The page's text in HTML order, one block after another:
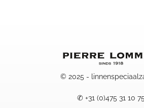
© 2025 -
✆ +31 (0)475 31 10 75